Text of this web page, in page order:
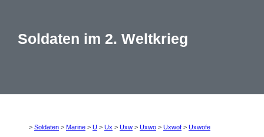
Soldaten im 2. Weltkrieg
> Soldaten > Marine > U > Ux > Uxw > Uxwo > Uxwof > Uxwofe